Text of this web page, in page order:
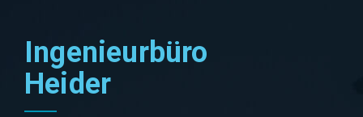
Ingenieurbüro
Heider